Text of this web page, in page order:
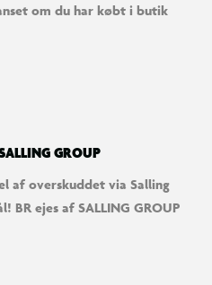
om du har købt i butik
GROUP
af overskuddet via Salling
BR ejes af SALLING GROUP